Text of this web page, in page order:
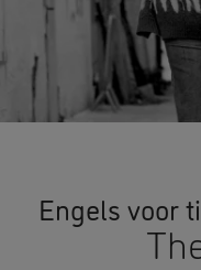
Engels voor